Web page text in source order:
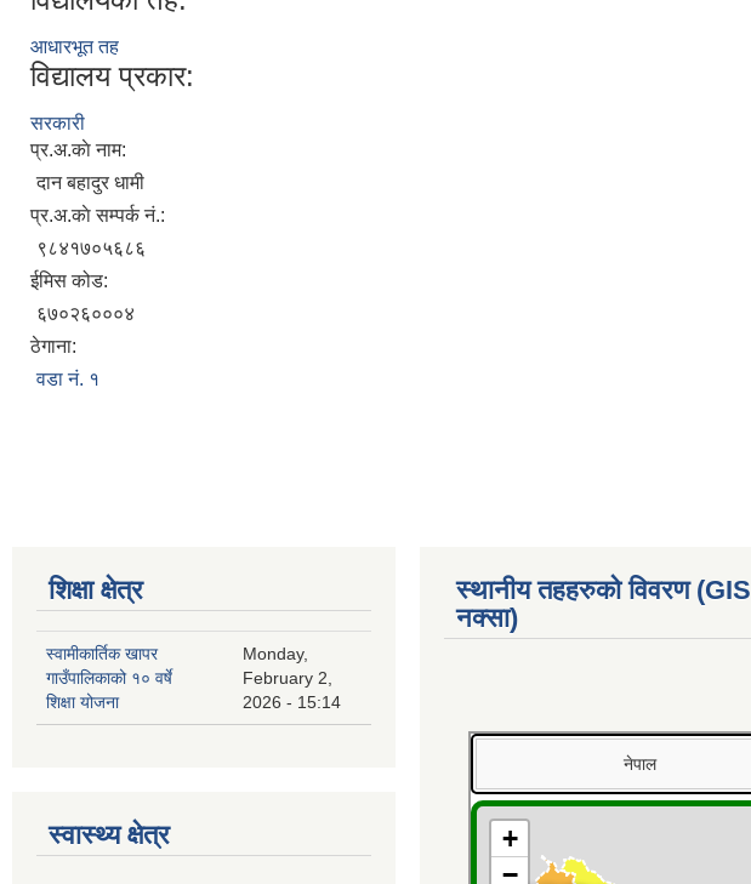
आधारभूत तह
विद्यालय प्रकार:
सरकारी
प्र.अ.काे नाम:
दान बहादुर धामी
प्र.अ.काे सम्पर्क नं.:
९८४१७०५६८६
ईमिस कोड:
६७०२६०००४
ठेगाना:
वडा न‌ं. १
शिक्षा क्षेत्र
स्वामीकार्तिक खापर
गाउँपालिकाको १० वर्षे
शिक्षा योजना
Monday,
February 2,
2026 - 15:14
स्वास्थ्य क्षेत्र
स्थानीय तहहरुको विवरण (GIS
नक्सा)